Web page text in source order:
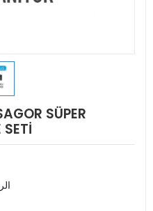
SÜPER
SETİ